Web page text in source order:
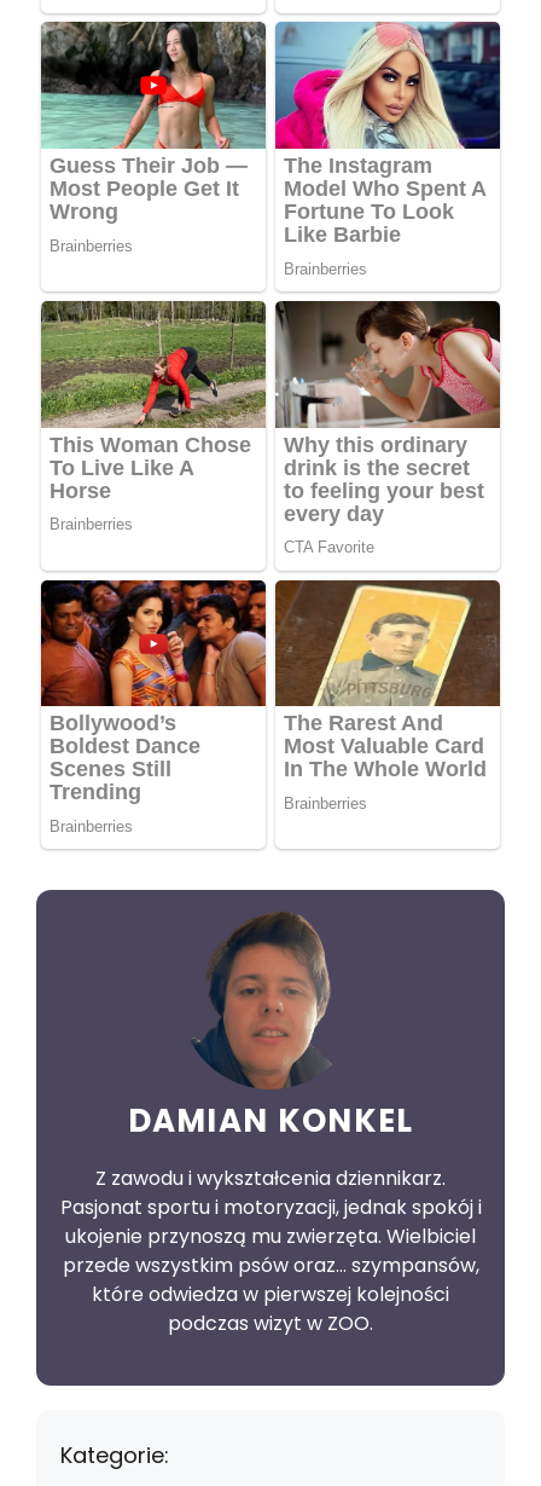
DAMIAN KONKEL
Z zawodu i wykształcenia dziennikarz.
Pasjonat sportu i motoryzacji, jednak spokój i
ukojenie przynoszą mu zwierzęta. Wielbiciel
przede wszystkim psów oraz… szympansów,
które odwiedza w pierwszej kolejności
podczas wizyt w ZOO.
Kategorie: